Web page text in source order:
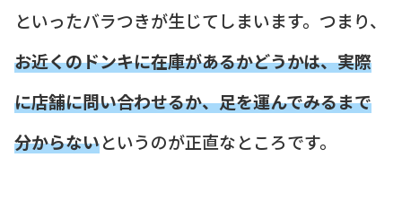
といったバラつきが生じてしまいます。つまり、
お近くのドンキに在庫があるかどうかは、実際
に店舗に問い合わせるか、足を運んでみるまで
分からないというのが正直なところです。